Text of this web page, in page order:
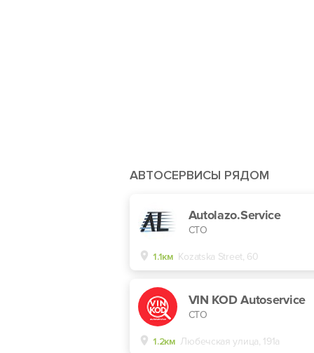
АВТОСЕРВИСЫ РЯДОМ
Autolazo.Service
СТО
1.1км Kozatska Street, 60
VIN KOD Autoservice
СТО
1.2км Любечская улица, 191а